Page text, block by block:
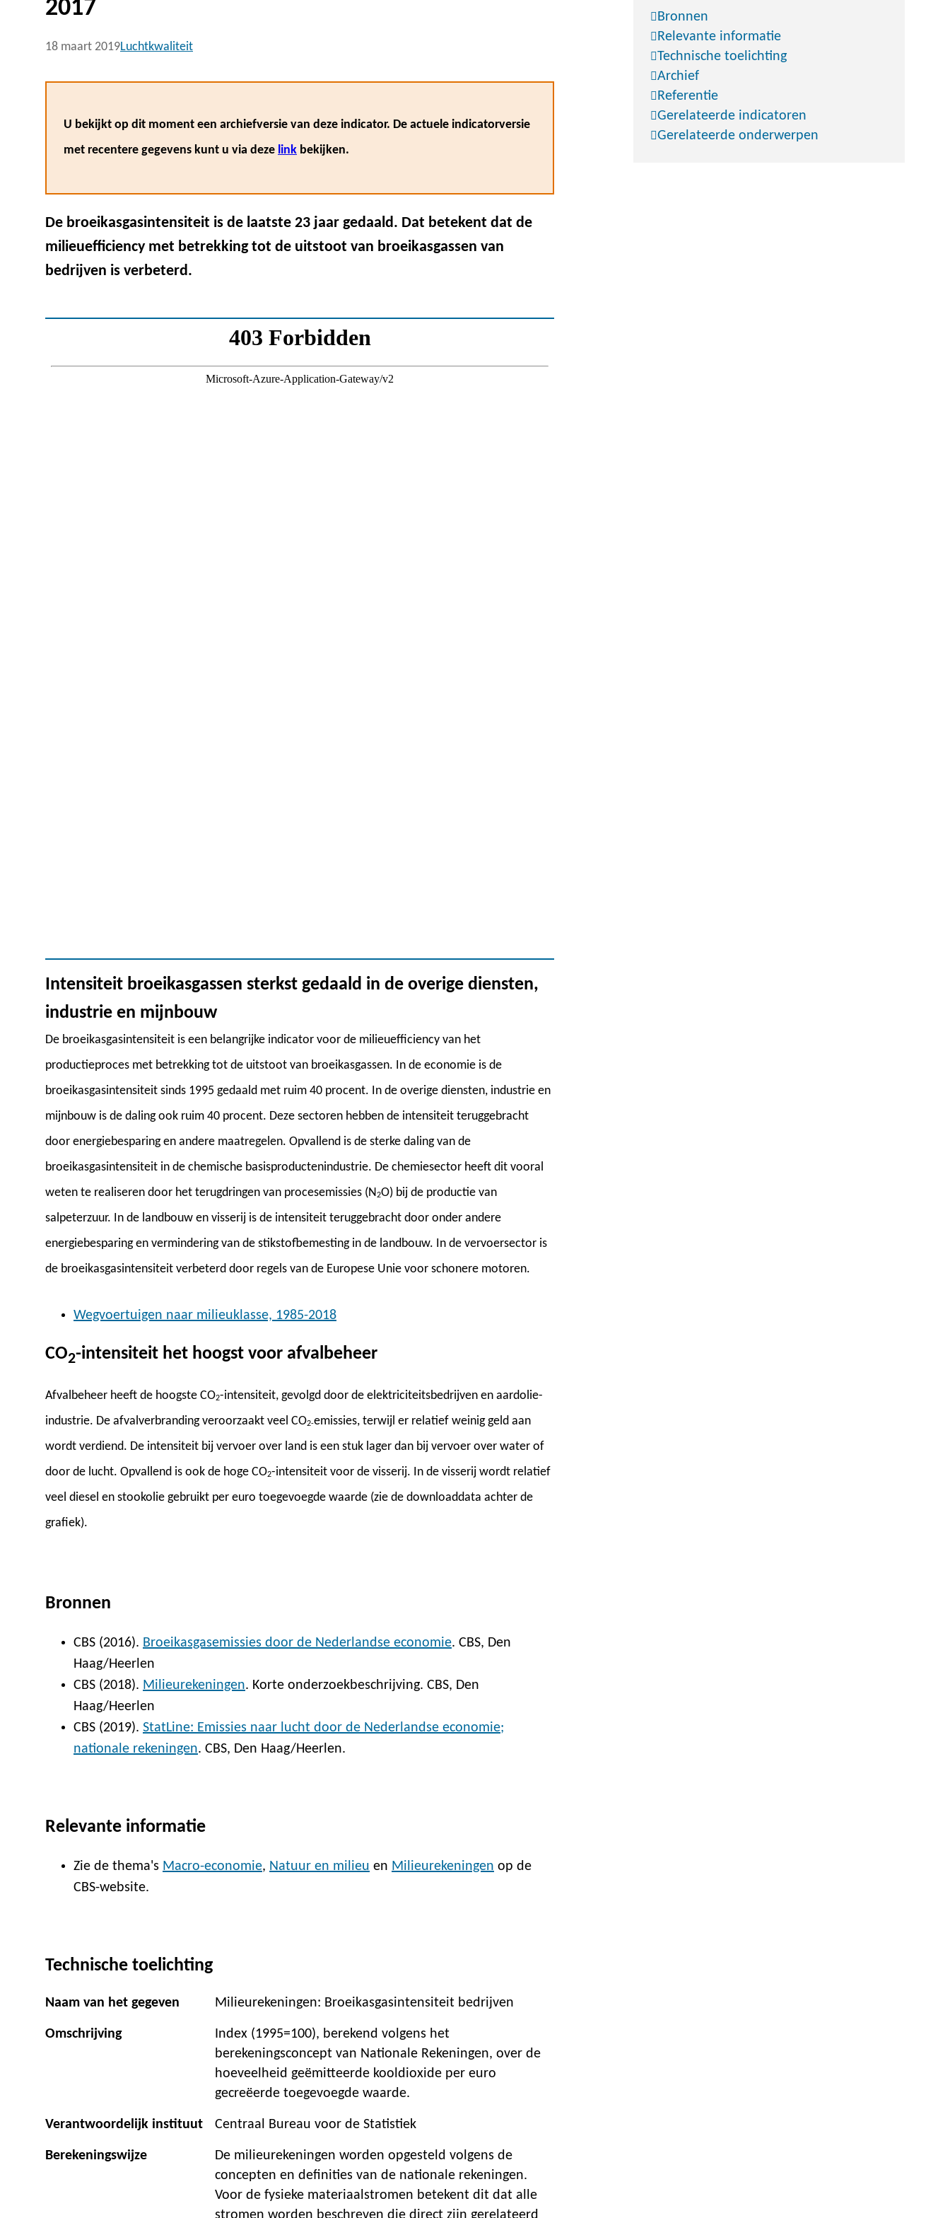
2017
18 maart 2019Luchtkwaliteit
Bronnen
Relevante informatie
Technische toelichting
Archief
Referentie
Gerelateerde indicatoren
Gerelateerde onderwerpen
U bekijkt op dit moment een archiefversie van deze indicator. De actuele indicatorversie
met recentere gegevens kunt u via deze link bekijken.
De broeikasgasintensiteit is de laatste 23 jaar gedaald. Dat betekent dat de
milieuefficiency met betrekking tot de uitstoot van broeikasgassen van
bedrijven is verbeterd.
Intensiteit broeikasgassen sterkst gedaald in de overige diensten,
industrie en mijnbouw
De broeikasgasintensiteit is een belangrijke indicator voor de milieuefficiency van het
productieproces met betrekking tot de uitstoot van broeikasgassen. In de economie is de
broeikasgasintensiteit sinds 1995 gedaald met ruim 40 procent. In de overige diensten, industrie en
mijnbouw is de daling ook ruim 40 procent. Deze sectoren hebben de intensiteit teruggebracht
door energiebesparing en andere maatregelen. Opvallend is de sterke daling van de
broeikasgasintensiteit in de chemische basisproductenindustrie. De chemiesector heeft dit vooral
weten te realiseren door het terugdringen van procesemissies (N2O) bij de productie van
salpeterzuur. In de landbouw en visserij is de intensiteit teruggebracht door onder andere
energiebesparing en vermindering van de stikstofbemesting in de landbouw. In de vervoersector is
de broeikasgasintensiteit verbeterd door regels van de Europese Unie voor schonere motoren.
Wegvoertuigen naar milieuklasse, 1985-2018
CO2-intensiteit het hoogst voor afvalbeheer
Afvalbeheer heeft de hoogste CO2-intensiteit, gevolgd door de elektriciteitsbedrijven en aardolie-
industrie. De afvalverbranding veroorzaakt veel CO2-emissies, terwijl er relatief weinig geld aan
wordt verdiend. De intensiteit bij vervoer over land is een stuk lager dan bij vervoer over water of
door de lucht. Opvallend is ook de hoge CO2-intensiteit voor de visserij. In de visserij wordt relatief
veel diesel en stookolie gebruikt per euro toegevoegde waarde (zie de downloaddata achter de
grafiek).
Bronnen
CBS (2016). Broeikasgasemissies door de Nederlandse economie. CBS, Den
Haag/Heerlen
CBS (2018). Milieurekeningen. Korte onderzoekbeschrijving. CBS, Den
Haag/Heerlen
CBS (2019). StatLine: Emissies naar lucht door de Nederlandse economie;
nationale rekeningen. CBS, Den Haag/Heerlen.
Relevante informatie
Zie de thema's Macro-economie, Natuur en milieu en Milieurekeningen op de
CBS-website.
Technische toelichting
Naam van het gegeven Milieurekeningen: Broeikasgasintensiteit bedrijven
Omschrijving
Index (1995=100), berekend volgens het
berekeningsconcept van Nationale Rekeningen, over de
hoeveelheid geëmitteerde kooldioxide per euro
gecreëerde toegevoegde waarde.
Verantwoordelijk instituut Centraal Bureau voor de Statistiek
Berekeningswijze
De milieurekeningen worden opgesteld volgens de
concepten en definities van de nationale rekeningen.
Voor de fysieke materiaalstromen betekent dit dat alle